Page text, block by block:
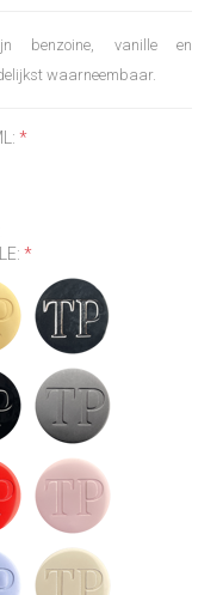
benzoine, vanille en
waarneembaar.
*
*